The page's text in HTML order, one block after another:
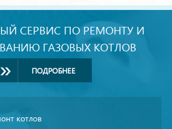
СЕРВИС ПО РЕМОНТУ И
ГАЗОВЫХ КОТЛОВ
ПОДРОБНЕЕ
котлов